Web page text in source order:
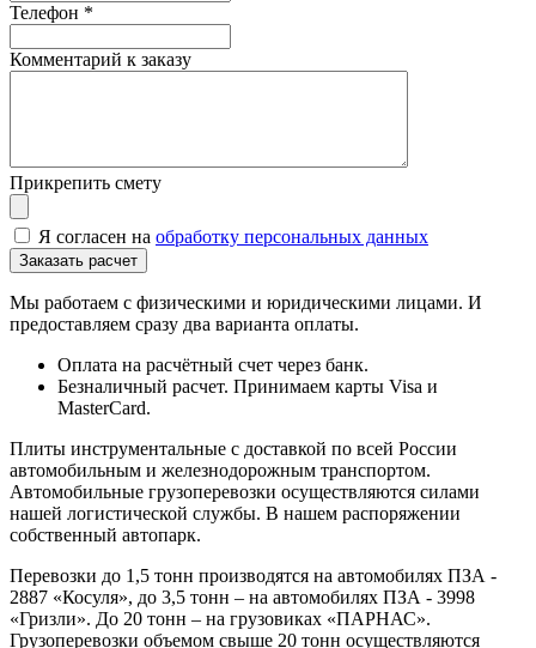
Телефон *
Комментарий к заказу
Прикрепить смету
Я согласен на обработку персональных данных
Мы работаем с физическими и юридическими лицами. И
предоставляем сразу два варианта оплаты.
Оплата на расчётный счет через банк.
Безналичный расчет. Принимаем карты Visa и
MasterCard.
Плиты инструментальные с доставкой по всей России
автомобильным и железнодорожным транспортом.
Автомобильные грузоперевозки осуществляются силами
нашей логистической службы. В нашем распоряжении
собственный автопарк.
Перевозки до 1,5 тонн производятся на автомобилях ПЗА -
2887 «Косуля», до 3,5 тонн – на автомобилях ПЗА - 3998
«Гризли». До 20 тонн – на грузовиках «ПАРНАС».
Грузоперевозки объемом свыше 20 тонн осуществляются